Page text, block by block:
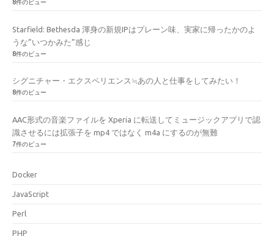
8件のビュー
Starfield: Bethesda 渾身の新規IPはプレーン味、実家に帰ったかのよ
うな”いつかみた”感じ
8件のビュー
シグニチャー・エクスペリエンス≒あの人と仕事をしてみたい！
8件のビュー
AAC形式の音楽ファイルを Xperia に転送してミュージックアプリで認
識させるには拡張子を mp4 ではなく m4a にするのが無難
7件のビュー
Docker
JavaScript
Perl
PHP